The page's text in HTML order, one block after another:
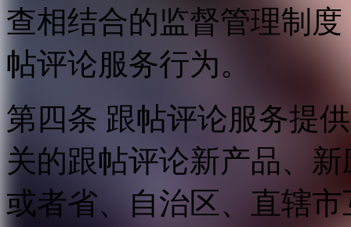
查相结合的监督管理制
帖评论服务行为。
第四条 跟帖评论服务提
关的跟帖评论新产品、
或者省、自治区、直辖